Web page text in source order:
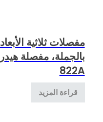
مفصلات ثلاثية
بالجملة، مفصلة
822A
قراءة المزيد